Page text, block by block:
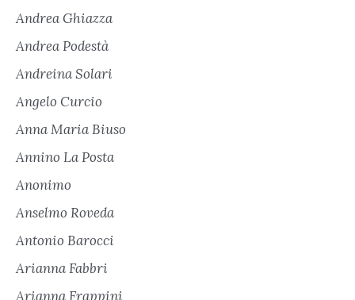
Andrea Ghiazza
Andrea Podestà
Andreina Solari
Angelo Curcio
Anna Maria Biuso
Annino La Posta
Anonimo
Anselmo Roveda
Antonio Barocci
Arianna Fabbri
Arianna Frappini